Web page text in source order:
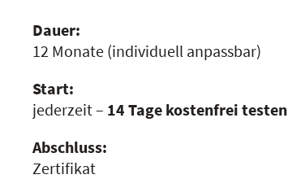
Dauer:
12 Monate (individuell anpassbar)
Start:
jederzeit – 14 Tage kostenfrei testen
Abschluss:
Zertifikat